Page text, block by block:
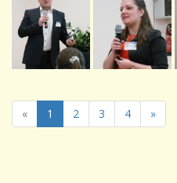
« 1 2 3 4 »